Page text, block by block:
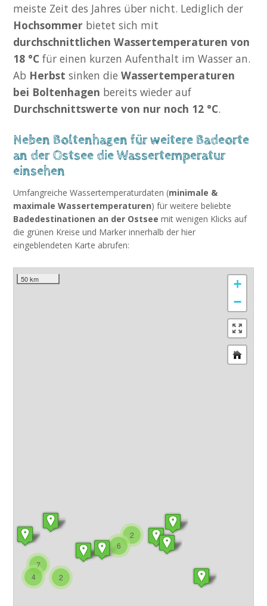
meiste Zeit des Jahres über nicht. Lediglich der
Hochsommer bietet sich mit
durchschnittlichen Wassertemperaturen von
18 °C für einen kurzen Aufenthalt im Wasser an.
Ab Herbst sinken dieWassertemperaturen
bei Boltenhagen bereits wieder auf
Durchschnittswerte von nur noch 12 °C.
Neben Boltenhagen für weitere Badeorte
an der Ostsee die Wassertemperatur
einsehen
Umfangreiche Wassertemperaturdaten (minimale &
maximale Wassertemperaturen) für weitere beliebte
Badedestinationen an der Ostsee mit wenigen Klicks auf
die grünen Kreise und Marker innerhalb der hier
eingeblendeten Karte abrufen:
2
6
7
2
4
50 km
+
−